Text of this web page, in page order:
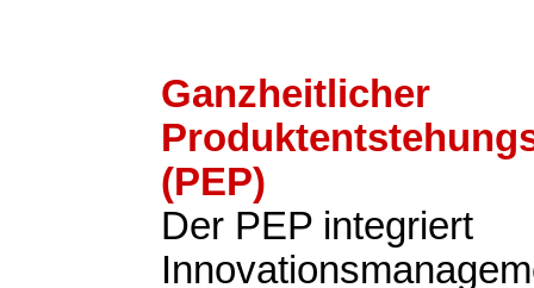
Ganzheitlicher
(PEP)
Der PEP integriert